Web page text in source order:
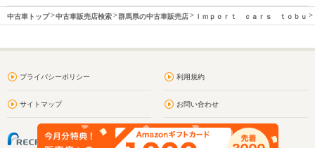
中古車トップ 中古車販売店検索 群馬県の中古車販売店 Ｉｍｐｏｒｔ ｃａｒｓ ｔｏｂｕ
プライバシーポリシー 利用規約
サイトマップ お問い合わせ